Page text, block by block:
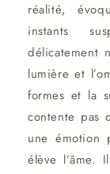
réalité,
instants
délicatement
lumière et
formes et la
contente pas
une émotion
élève l’âme.